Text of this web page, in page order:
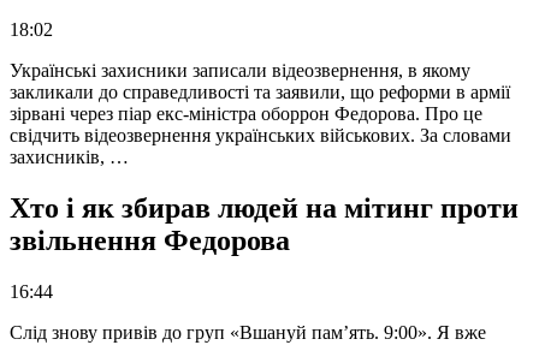
18:02
Українські захисники записали відеозвернення, в якому
закликали до справедливості та заявили, що реформи в армії
зірвані через піар екс-міністра оборрон Федорова. Про це
свідчить відеозвернення українських військових. За словами
захисників, …
Хто і як збирав людей на мітинг проти
звільнення Федорова
16:44
Слід знову привів до груп «Вшануй пам’ять. 9:00». Я вже